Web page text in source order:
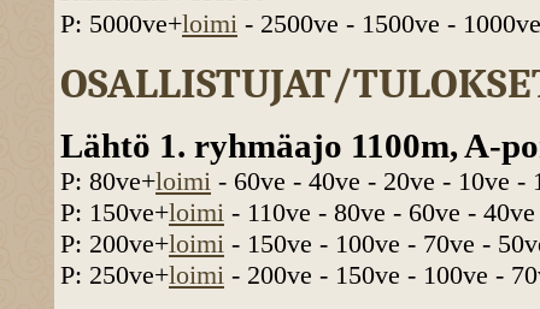
P: 5000ve+loimi - 2500ve - 1500ve -
OSALLISTUJAT/
Lähtö 1. ryhmäajo 1100m, A-
P: 80ve+loimi - 60ve - 40ve - 20ve - 10ve -
P: 150ve+loimi - 110ve - 80ve - 60ve -
P: 200ve+loimi - 150ve - 100ve - 70ve -
P: 250ve+loimi - 200ve - 150ve - 100ve -